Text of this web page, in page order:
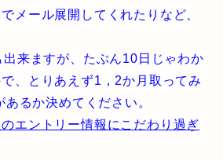
メール展開してくれたりなど、
来ますが、たぶん10日じゃわか
、とりあえず1，2か月取ってみ
るか決めてください。
エントリー情報にこだわり過ぎ